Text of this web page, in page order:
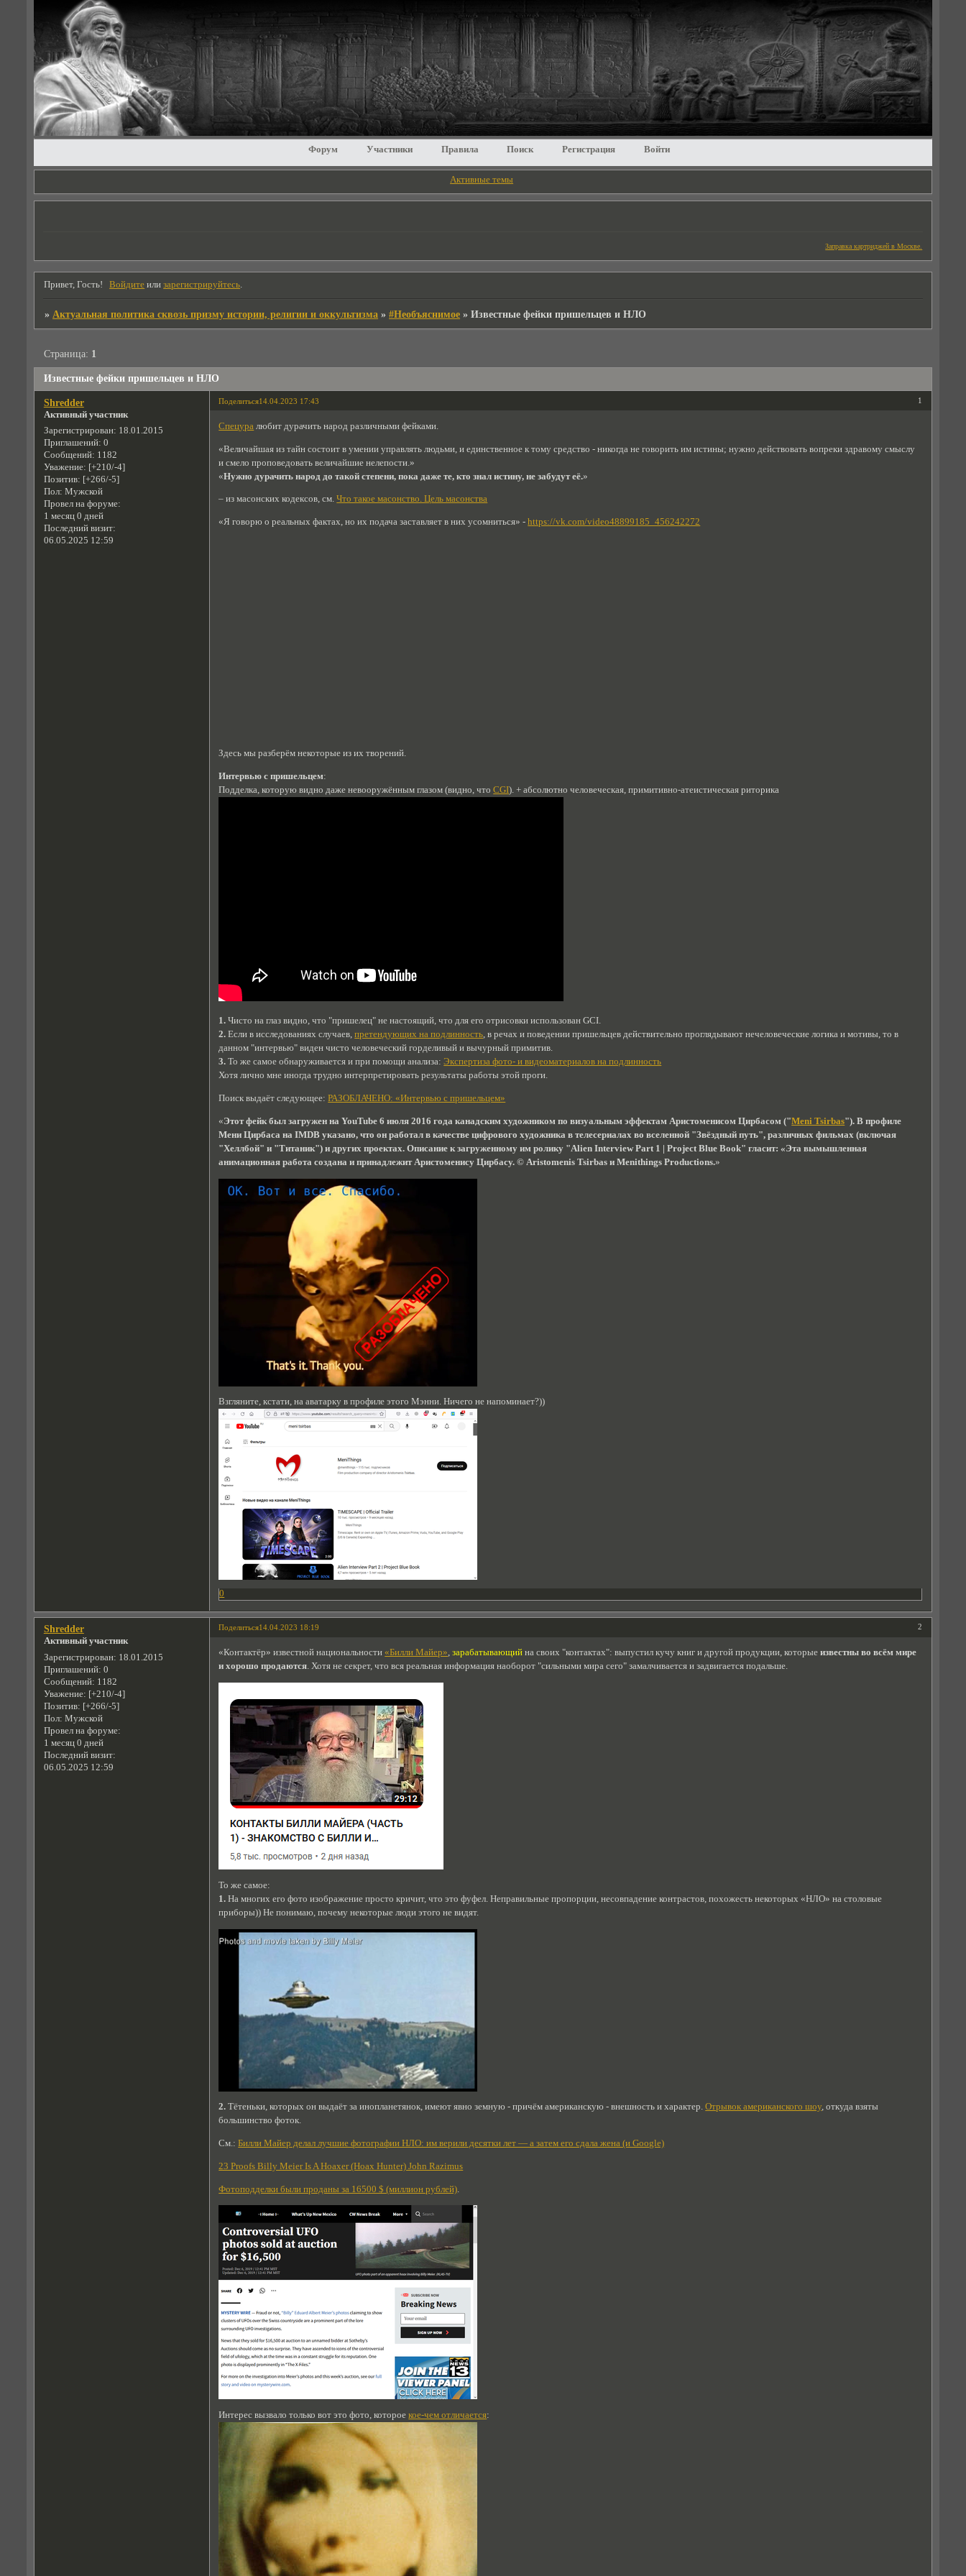
Форум Участники Правила Поиск Регистрация Войти
Активные темы
Заправка картриджей в Москве.
Привет, Гость! Войдите илизарегистрируйтесь.
» Актуальная политика сквозь призму истории, религии и оккультизма »#Необъяснимое »Известные фейки пришельцев и НЛО
Известные фейки пришельцев и НЛО
Страница: 1
Поделиться 1
14.04.2023 17:43
Shredder
Активный участник
Зарегистрирован: 18.01.2015
Приглашений: 0
Сообщений: 1182
Уважение: [+210/-4]
Позитив: [+266/-5]
Пол: Мужской
Провел на форуме:
1 месяц 0 дней
Последний визит:
06.05.2025 12:59
Спецура любит дурачить народ различными фейками.
«Величайшая из тайн состоит в умении управлять людьми, и единственное к тому средство - никогда не говорить им истины; нужно действовать вопреки здравому смыслу
и смело проповедовать величайшие нелепости.»
«Нужно дурачить народ до такой степени, пока даже те, кто знал истину, не забудут её.»
– из масонских кодексов, см.Что такое масонство. Цель масонства
«Я говорю о реальных фактах, но их подача заставляет в них усомниться» -https://vk.com/video48899185_456242272
Здесь мы разберём некоторые из их творений.
Интервью с пришельцем:
Подделка, которую видно даже невооружённым глазом (видно, чтоCGI). + абсолютно человеческая, примитивно-атеистическая риторика
1. Чисто на глаз видно, что "пришелец" не настоящий, что для его отрисовки использован GCI.
2. Если в исследованиях случаев,претендующих на подлинность, в речах и поведении пришельцев действительно проглядывают нечеловеческие логика и мотивы, то в
данном "интервью" виден чисто человеческий горделивый и вычурный примитив.
3. То же самое обнаруживается и при помощи анализа:Экспертиза фото- и видеоматериалов на подлинность
Хотя лично мне иногда трудно интерпретировать результаты работы этой проги.
Поиск выдаёт следующее:РАЗОБЛАЧЕНО: «Интервью с пришельцем»
«Этот фейк был загружен на YouTube 6 июля 2016 года канадским художником по визуальным эффектам Аристоменисом Цирбасом ("Meni Tsirbas"). В профиле
Мени Цирбаса на IMDB указано, что он работал в качестве цифрового художника в телесериалах во вселенной "Звёздный путь", различных фильмах (включая
"Хеллбой" и "Титаник") и других проектах. Описание к загруженному им ролику "Alien Interview Part 1 | Project Blue Book" гласит: «Эта вымышленная
анимационная работа создана и принадлежит Аристоменису Цирбасу. © Aristomenis Tsirbas и Menithings Productions.»
Взгляните, кстати, на аватарку в профиле этого Мэнни. Ничего не напоминает?))
0
Поделиться 2
14.04.2023 18:19
Shredder
Активный участник
Зарегистрирован: 18.01.2015
Приглашений: 0
Сообщений: 1182
Уважение: [+210/-4]
Позитив: [+266/-5]
Пол: Мужской
Провел на форуме:
1 месяц 0 дней
Последний визит:
06.05.2025 12:59
«Контактёр» известной национальности«Билли Майер»,зарабатывающий на своих "контактах": выпустил кучу книг и другой продукции, которыеизвестны во всём мире
и хорошо продаются. Хотя не секрет, что вся реальная информация наоборот "сильными мира сего" замалчивается и задвигается подальше.
То же самое:
1. На многих его фото изображение просто кричит, что это фуфел. Неправильные пропорции, несовпадение контрастов, похожесть некоторых «НЛО» на столовые
приборы)) Не понимаю, почему некоторые люди этого не видят.
2. Тётеньки, которых он выдаёт за инопланетянок, имеют явно земную - причём американскую - внешность и характер.Отрывок американского шоу, откуда взяты
большинство фоток.
См.:Билли Майер делал лучшие фотографии НЛО: им верили десятки лет — а затем его сдала жена (и Google)
23 Proofs Billy Meier Is A Hoaxer (Hoax Hunter) John Razimus
Фотоподделки были проданы за 16500 $ (миллион рублей)
Интерес вызвало только вот это фото, котороекое-чем отличается: